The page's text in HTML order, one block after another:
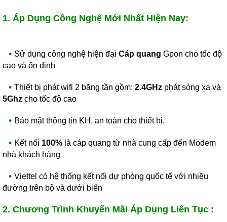
1. Áp Dụng Công Nghệ Mới Nhất Hiện Nay:
• Sử dụng công nghệ hiện đại Cáp quang Gpon cho tốc độ
cao và ổn định
• Thiết bị phát wifi 2 băng tần gồm: 2.4GHz phát sóng xa và
5Ghz cho tốc độ cao
• Bảo mật thông tin KH, an toàn cho thiết bị.
• Kết nối 100% là cáp quang từ nhà cung cấp đến Modem
nhà khách hàng
• Viettel có hệ thống kết nối dự phòng quốc tế với nhiều
đường trên bộ và dưới biển
2. Chương Trình Khuyến Mãi Áp Dụng Liên Tục :